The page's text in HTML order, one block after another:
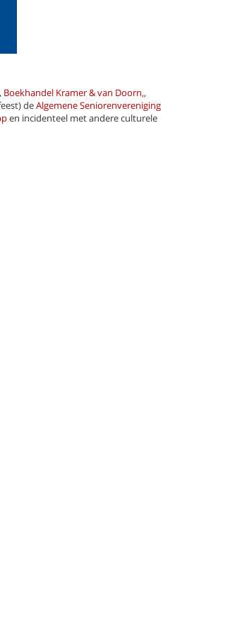
, Boekhandel Kramer & van Doorn,,
deAlgemene Seniorenvereniging
en incidenteel met andere culturele